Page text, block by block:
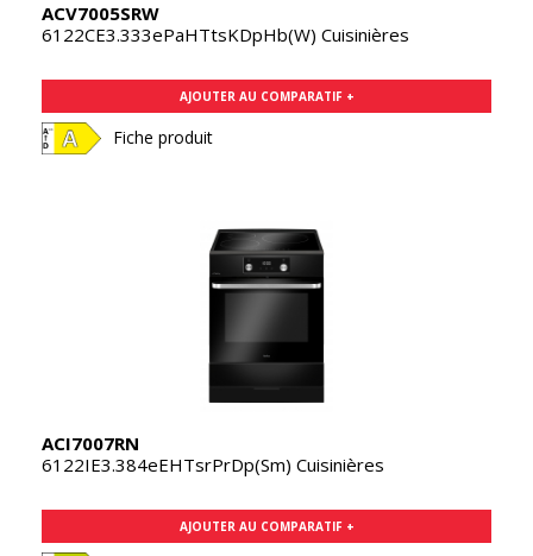
ACV7005SRW
6122CE3.333ePaHTtsKDpHb(W) Cuisinières
AJOUTER AU COMPARATIF +
Fiche produit
ACI7007RN
6122IE3.384eEHTsrPrDp(Sm) Cuisinières
AJOUTER AU COMPARATIF +